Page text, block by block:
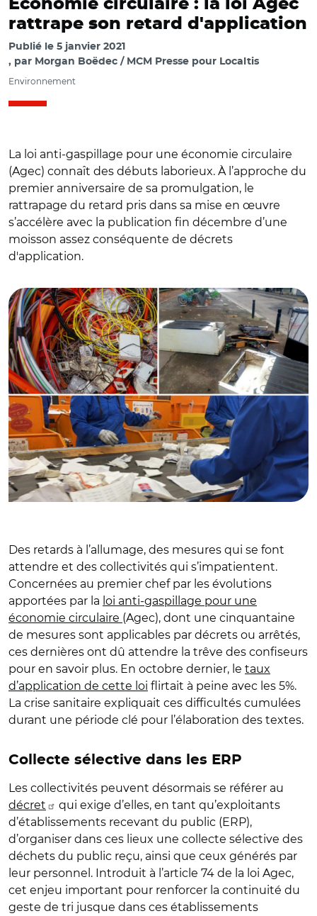
Économie circulaire : la loi Agec
rattrape son retard d'application
Publié le 5 janvier 2021
par Morgan Boëdec / MCM Presse pour Localtis
Environnement
La loi anti-gaspillage pour une économie circulaire
(Agec) connaît des débuts laborieux. À l’approche du
premier anniversaire de sa promulgation, le
rattrapage du retard pris dans sa mise en œuvre
s’accélère avec la publication fin décembre d’une
moisson assez conséquente de décrets
d'application.
Des retards à l’allumage, des mesures qui se font
attendre et des collectivités qui s’impatientent.
Concernées au premier chef par les évolutions
apportées par la loi anti-gaspillage pour une
économie circulaire (Agec), dont une cinquantaine
de mesures sont applicables par décrets ou arrêtés,
ces dernières ont dû attendre la trêve des confiseurs
pour en savoir plus. En octobre dernier, le taux
d’application de cette loi flirtait à peine avec les 5%.
La crise sanitaire expliquait ces difficultés cumulées
durant une période clé pour l’élaboration des textes.
Collecte sélective dans les ERP
Les collectivités peuvent désormais se référer au
décret
qui exige d’elles, en tant qu’exploitants
d’établissements recevant du public (ERP),
d’organiser dans ces lieux une collecte sélective des
déchets du public reçu, ainsi que ceux générés par
leur personnel. Introduit à l’article 74 de la loi Agec,
cet enjeu important pour renforcer la continuité du
geste de tri jusque dans ces établissements